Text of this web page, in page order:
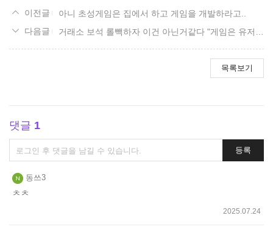
아니 초성게임은 집에서 하고 게임을 개발하라고..
거래소 보석 롤빽하자 이건 아닌거같다 "게임은 유저가 하는거다
목록보기
댓글 1
댓
글
쓰
기
등록
동쓰3
ㅊㅊ
2025.07.24